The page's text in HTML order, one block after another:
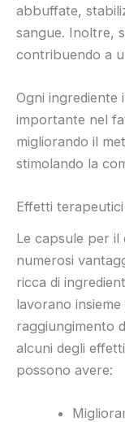
abbuffate,
sangue. Inoltre,
contribuendo a
Ogni ingrediente
importante nel
migliorando il
stimolando la
Effetti terapeutici
Le capsule per
numerosi
ricca di
lavorano
raggiungimento
alcuni degli
possono avere: